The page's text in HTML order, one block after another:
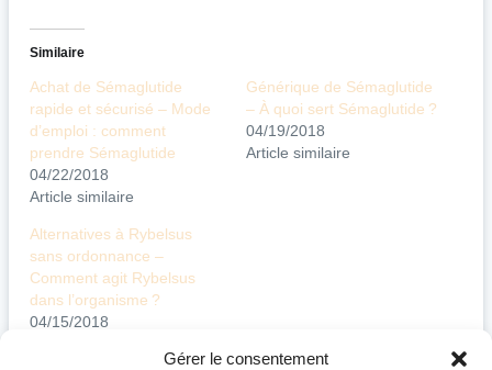
Gérer le consentement
Similaire
Achat de Sémaglutide
rapide et sécurisé – Mode
d’emploi : comment
prendre Sémaglutide
04/22/2018
Article similaire
Générique de Sémaglutide
– À quoi sert Sémaglutide ?
04/19/2018
Article similaire
Alternatives à Rybelsus
sans ordonnance –
Comment agit Rybelsus
dans l’organisme ?
04/15/2018